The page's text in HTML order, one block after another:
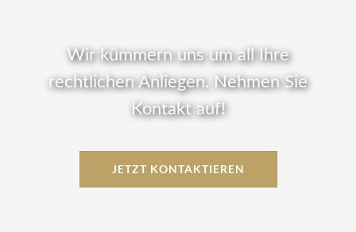
Wir kümmern uns um all Ihre
rechtlichen Anliegen. Nehmen Sie
Kontakt auf!
JETZT KONTAKTIEREN
Online-Checklisten Anwälte
Online-Checklisten Notare
RECHTSGEBIETE